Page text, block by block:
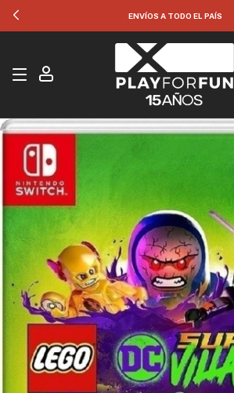
35% OFF POR TRANSFERENCIA